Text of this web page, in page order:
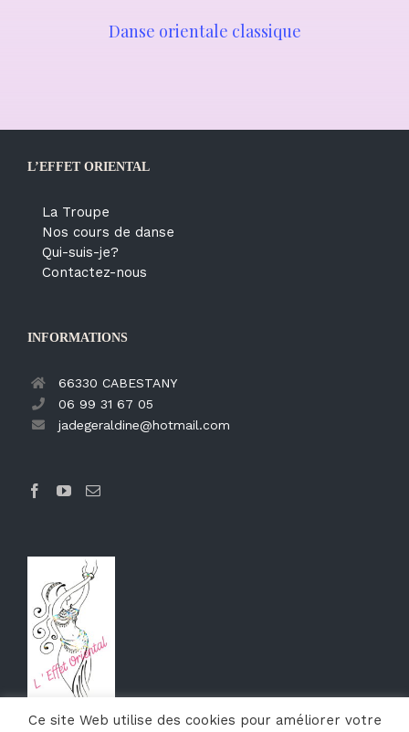
Danse orientale classique
L’EFFET ORIENTAL
La Troupe
Nos cours de danse
Qui-suis-je?
Contactez-nous
INFORMATIONS
66330 CABESTANY
06 99 31 67 05
jadegeraldine@hotmail.com
Ce site Web utilise des cookies pour améliorer votre